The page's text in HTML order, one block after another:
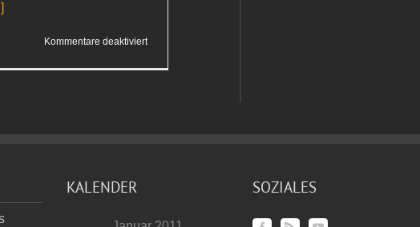
Kommentare deaktiviertfür
KALENDER SOZIALES